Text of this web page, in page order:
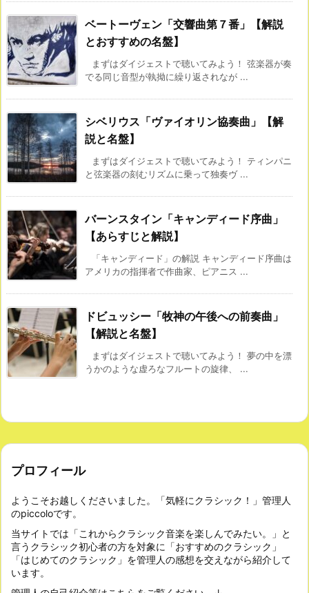
ベートーヴェン「交響曲第７番」【解説
とおすすめの名盤】
まずはダイジェストで聴いてみよう！ 弦楽器が奏
でる同じ音型が執拗に繰り返されなが ...
シベリウス「ヴァイオリン協奏曲」【解
説と名盤】
まずはダイジェストで聴いてみよう！ ティンパニ
と弦楽器の刻むリズムに乗って独奏ヴ ...
バーンスタイン「キャンディード序曲」
【あらすじと解説】
「キャンディード」の解説 キャンディード序曲は
アメリカの指揮者で作曲家、ピアニス ...
ドビュッシー「牧神の午後への前奏曲」
【解説と名盤】
まずはダイジェストで聴いてみよう！ 夢の中を漂
うかのような虚ろなフルートの旋律、 ...
プロフィール
ようこそお越しくださいました。「気軽にクラシック！」管理人
のpiccoloです。
当サイトでは「これからクラシック音楽を楽しんでみたい。」と
言うクラシック初心者の方を対象に「おすすめのクラシック」
「はじめてのクラシック」を管理人の感想を交えながら紹介して
います。